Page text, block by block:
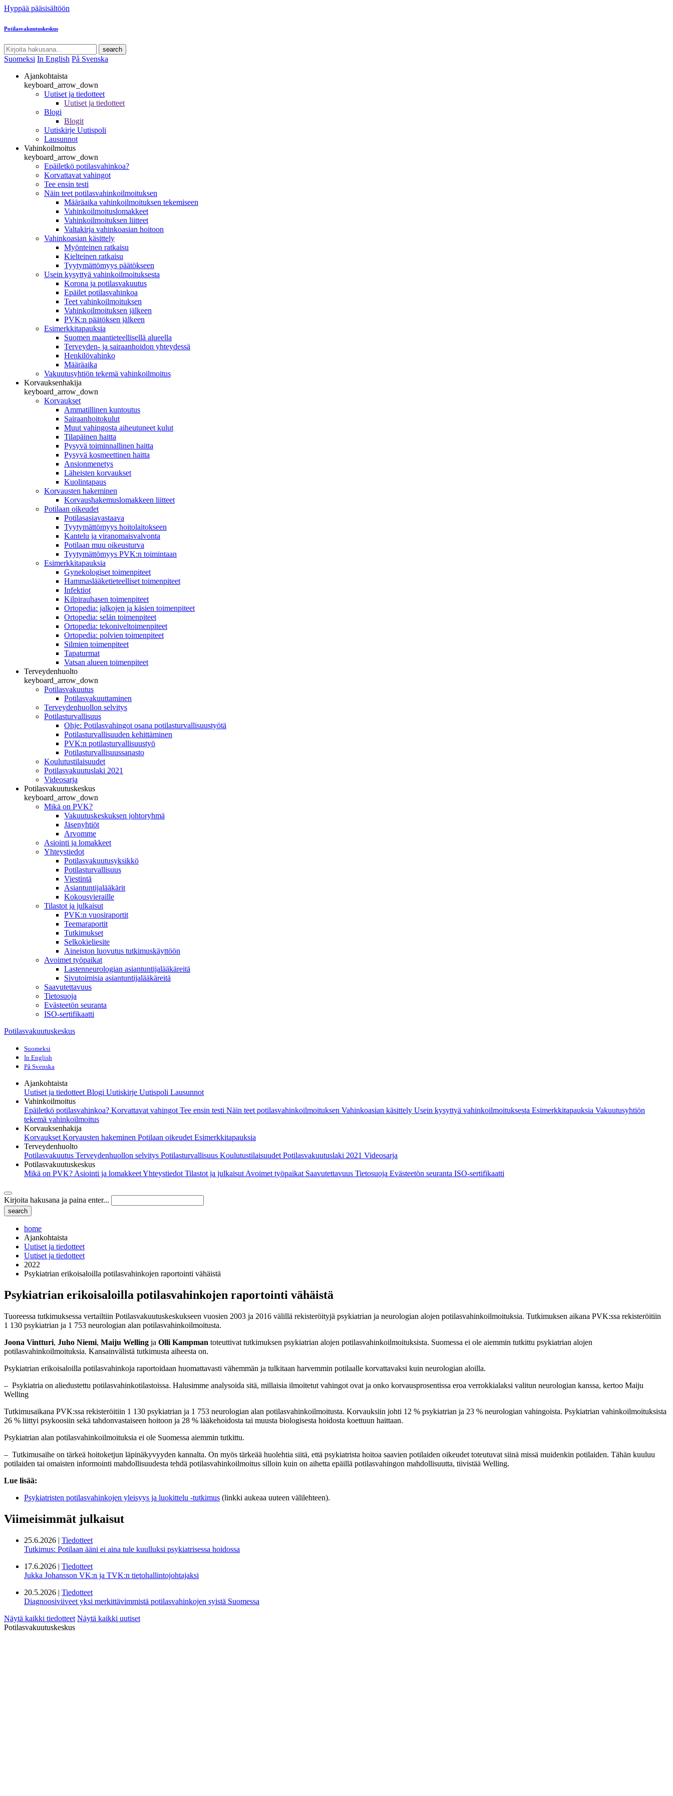
Hyppää pääsisältöön
Potilasvakuutuskeskus
search
Suomeksi In English På Svenska
Ajankohtaista
keyboard_arrow_down
Uutiset ja tiedotteet
Uutiset ja tiedotteet
Blogi
Blogit
Uutiskirje Uutispoli
Lausunnot
Vahinkoilmoitus
keyboard_arrow_down
Epäiletkö potilasvahinkoa?
Korvattavat vahingot
Tee ensin testi
Näin teet potilasvahinkoilmoituksen
Määräaika vahinkoilmoituksen tekemiseen
Vahinkoilmoituslomakkeet
Vahinkoilmoituksen liitteet
Valtakirja vahinkoasian hoitoon
Vahinkoasian käsittely
Myönteinen ratkaisu
Kielteinen ratkaisu
Tyytymättömyys päätökseen
Usein kysyttyä vahinkoilmoituksesta
Korona ja potilasvakuutus
Epäilet potilasvahinkoa
Teet vahinkoilmoituksen
Vahinkoilmoituksen jälkeen
PVK:n päätöksen jälkeen
Esimerkkitapauksia
Suomen maantieteellisellä alueella
Terveyden- ja sairaanhoidon yhteydessä
Henkilövahinko
Määräaika
Vakuutusyhtiön tekemä vahinkoilmoitus
Korvauksenhakija
keyboard_arrow_down
Korvaukset
Ammatillinen kuntoutus
Sairaanhoitokulut
Muut vahingosta aiheutuneet kulut
Tilapäinen haitta
Pysyvä toiminnallinen haitta
Pysyvä kosmeettinen haitta
Ansionmenetys
Läheisten korvaukset
Kuolintapaus
Korvausten hakeminen
Korvaushakemuslomakkeen liitteet
Potilaan oikeudet
Potilasasiavastaava
Tyytymättömyys hoitolaitokseen
Kantelu ja viranomaisvalvonta
Potilaan muu oikeusturva
Tyytymättömyys PVK:n toimintaan
Esimerkkitapauksia
Gynekologiset toimenpiteet
Hammaslääketieteelliset toimenpiteet
Infektiot
Kilpirauhasen toimenpiteet
Ortopedia: jalkojen ja käsien toimenpiteet
Ortopedia: selän toimenpiteet
Ortopedia: tekoniveltoimenpiteet
Ortopedia: polvien toimenpiteet
Silmien toimenpiteet
Tapaturmat
Vatsan alueen toimenpiteet
Terveydenhuolto
keyboard_arrow_down
Potilasvakuutus
Potilasvakuuttaminen
Terveydenhuollon selvitys
Potilasturvallisuus
Ohje: Potilasvahingot osana potilasturvallisuustyötä
Potilasturvallisuuden kehittäminen
PVK:n potilasturvallisuustyö
Potilasturvallisuussanasto
Koulutustilaisuudet
Potilasvakuutuslaki 2021
Videosarja
Potilasvakuutuskeskus
keyboard_arrow_down
Mikä on PVK?
Vakuutuskeskuksen johtoryhmä
Jäsenyhtiöt
Arvomme
Asiointi ja lomakkeet
Yhteystiedot
Potilasvakuutusyksikkö
Potilasturvallisuus
Viestintä
Asiantuntijalääkärit
Kokousvieraille
Tilastot ja julkaisut
PVK:n vuosiraportit
Teemaraportit
Tutkimukset
Selkokieliesite
Aineiston luovutus tutkimuskäyttöön
Avoimet työpaikat
Lastenneurologian asiantuntijalääkäreitä
Sivutoimisia asiantuntijalääkäreitä
Saavutettavuus
Tietosuoja
Evästeetön seuranta
ISO-sertifikaatti
Potilasvakuutuskeskus
Suomeksi
In English
På Svenska
Ajankohtaista
Uutiset ja tiedotteet Blogi Uutiskirje Uutispoli Lausunnot
Vahinkoilmoitus
Epäiletkö potilasvahinkoa? Korvattavat vahingot Tee ensin testi Näin teet potilasvahinkoilmoituksen Vahinkoasian käsittely Usein kysyttyä vahinkoilmoituksesta Esimerkkitapauksia Vakuutusyhtiön
tekemä vahinkoilmoitus
Korvauksenhakija
Korvaukset Korvausten hakeminen Potilaan oikeudet Esimerkkitapauksia
Terveydenhuolto
Potilasvakuutus Terveydenhuollon selvitys Potilasturvallisuus Koulutustilaisuudet Potilasvakuutuslaki 2021 Videosarja
Potilasvakuutuskeskus
Mikä on PVK? Asiointi ja lomakkeetYhteystiedot Tilastot ja julkaisut Avoimet työpaikat Saavutettavuus Tietosuoja Evästeetön seuranta ISO-sertifikaatti
Kirjoita hakusana ja paina enter...
home
Ajankohtaista
Uutiset ja tiedotteet
Uutiset ja tiedotteet
2022
Psykiatrian erikoisaloilla potilasvahinkojen raportointi vähäistä
Psykiatrian erikoisaloilla potilasvahinkojen raportointi vähäistä
Tuoreessa tutkimuksessa vertailtiin Potilasvakuutuskeskukseen vuosien 2003 ja 2016 välillä rekisteröityjä psykiatrian ja neurologian alojen potilasvahinkoilmoituksia. Tutkimuksen aikana PVK:ssa rekisteröitiin
1 130 psykiatrian ja 1 753 neurologian alan potilasvahinkoilmoitusta.
Joona Vintturi, Juho Niemi, Maiju Welling ja Olli Kampman toteuttivat tutkimuksen psykiatrian alojen potilasvahinkoilmoituksista. Suomessa ei ole aiemmin tutkittu psykiatrian alojen
potilasvahinkoilmoituksia. Kansainvälistä tutkimusta aiheesta on.
Psykiatrian erikoisaloilla potilasvahinkoja raportoidaan huomattavasti vähemmän ja tulkitaan harvemmin potilaalle korvattavaksi kuin neurologian aloilla.
‒ Psykiatria on aliedustettu potilasvahinkotilastoissa. Halusimme analysoida sitä, millaisia ilmoitetut vahingot ovat ja onko korvausprosentissa eroa verrokkialaksi valitun neurologian kanssa, kertoo Maiju
Welling
Tutkimusaikana PVK:ssa rekisteröitiin 1 130 psykiatrian ja 1 753 neurologian alan potilasvahinkoilmoitusta. Korvauksiin johti 12 % psykiatrian ja 23 % neurologian vahingoista. Psykiatrian vahinkoilmoituksista
26 % liittyi psykoosiin sekä tahdonvastaiseen hoitoon ja 28 % lääkehoidosta tai muusta biologisesta hoidosta koettuun haittaan.
Psykiatrian alan potilasvahinkoilmoituksia ei ole Suomessa aiemmin tutkittu.
‒ Tutkimusaihe on tärkeä hoitoketjun läpinäkyvyyden kannalta. On myös tärkeää huolehtia siitä, että psykiatrista hoitoa saavien potilaiden oikeudet toteutuvat siinä missä muidenkin potilaiden. Tähän kuuluu
potilaiden tai omaisten informointi mahdollisuudesta tehdä potilasvahinkoilmoitus silloin kuin on aihetta epäillä potilasvahingon mahdollisuutta, tiivistää Welling.
Lue lisää:
Psykiatristen potilasvahinkojen yleisyys ja luokittelu -tutkimus (linkki aukeaa uuteen välilehteen).
Viimeisimmät julkaisut
25.6.2026 | Tiedotteet
Tutkimus: Potilaan ääni ei aina tule kuulluksi psykiatrisessa hoidossa
17.6.2026 | Tiedotteet
Jukka Johansson VK:n ja TVK:n tietohallintojohtajaksi
20.5.2026 | Tiedotteet
Diagnoosiviiveet yksi merkittävimmistä potilasvahinkojen syistä Suomessa
Näytä kaikki tiedotteet Näytä kaikki uutiset
Potilasvakuutuskeskus